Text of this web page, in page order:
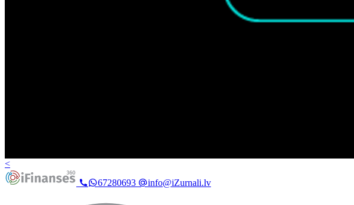
<
67280693
info@iZurnali.lv